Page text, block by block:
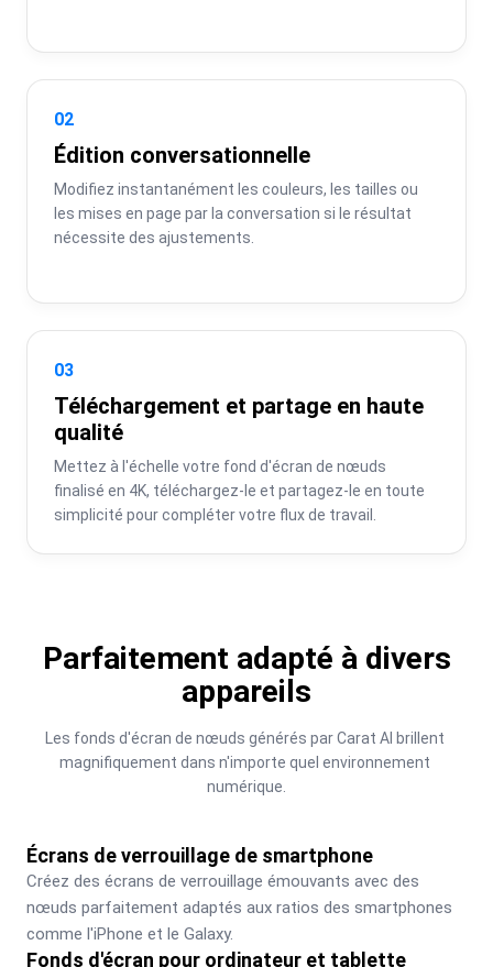
02
Édition conversationnelle
Modifiez instantanément les couleurs, les tailles ou
les mises en page par la conversation si le résultat
nécessite des ajustements.
03
Téléchargement et partage en haute
qualité
Mettez à l'échelle votre fond d'écran de nœuds
finalisé en 4K, téléchargez-le et partagez-le en toute
simplicité pour compléter votre flux de travail.
Parfaitement adapté à divers
appareils
Les fonds d'écran de nœuds générés par Carat AI brillent
magnifiquement dans n'importe quel environnement
numérique.
Écrans de verrouillage de smartphone
Créez des écrans de verrouillage émouvants avec des
nœuds parfaitement adaptés aux ratios des smartphones
comme l'iPhone et le Galaxy.
Fonds d'écran pour ordinateur et tablette